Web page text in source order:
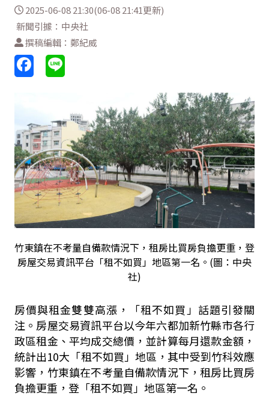
2025-06-08 21:30(06-08 21:41更新)
新聞引據：中央社
撰稿編輯：鄭紀威
竹東鎮在不考量自備款情況下，租房比買房負擔更重，登
房屋交易資訊平台「租不如買」地區第一名。(圖：中央
社)
房價與租金雙雙高漲，「租不如買」話題引發關
注。房屋交易資訊平台以今年六都加新竹縣市各行
政區租金、平均成交總價，並計算每月還款金額，
統計出10大「租不如買」地區，其中受到竹科效應
影響，竹東鎮在不考量自備款情況下，租房比買房
負擔更重，登「租不如買」地區第一名。